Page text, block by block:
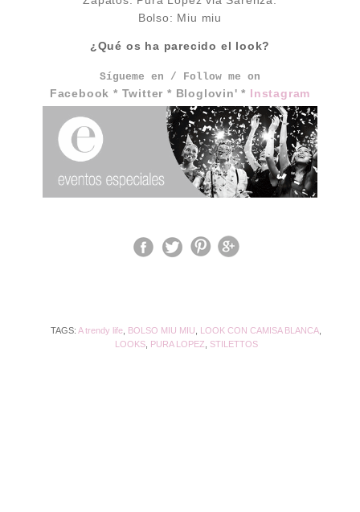
Bolso: Miu miu
¿Qué os ha parecido el look?
Sígueme en / Follow me on
Facebook * Twitter * Bloglovin'* Instagram
TAGS:A trendy life BOLSO MIU MIU LOOK CON CAMISA BLANCA
LOOKS, PURA LOPEZ STILETTOS